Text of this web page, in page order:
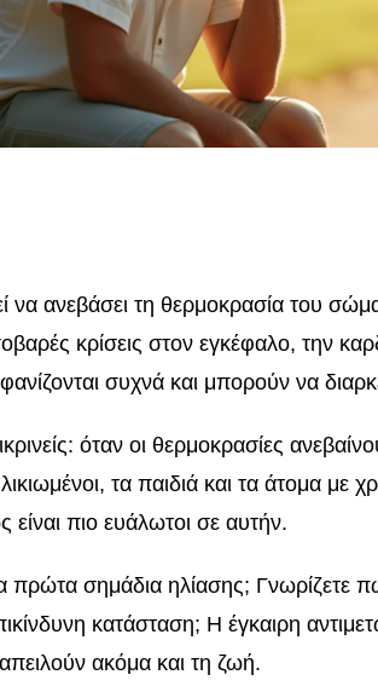
να ανεβάσει τη θερμοκρασία του
κρίσεις στον εγκέφαλο, την
συχνά και μπορούν να
όταν οι θερμοκρασίες
τα παιδιά και τα άτομα με
πιο ευάλωτοι σε αυτήν.
πρώτα σημάδια ηλίασης; Γνωρίζετε
κατάσταση; Η έγκαιρη
ακόμα και τη ζωή.